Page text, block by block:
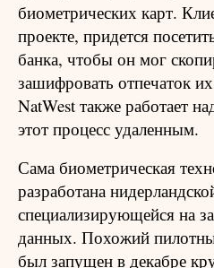
биометрических карт.
проекте, придется
банка, чтобы он мог
зашифровать отпечаток
NatWest также работает
этот процесс удаленным.
Сама биометрическая
разработана
специализирующейся на
данных. Похожий
был запущен в декабре